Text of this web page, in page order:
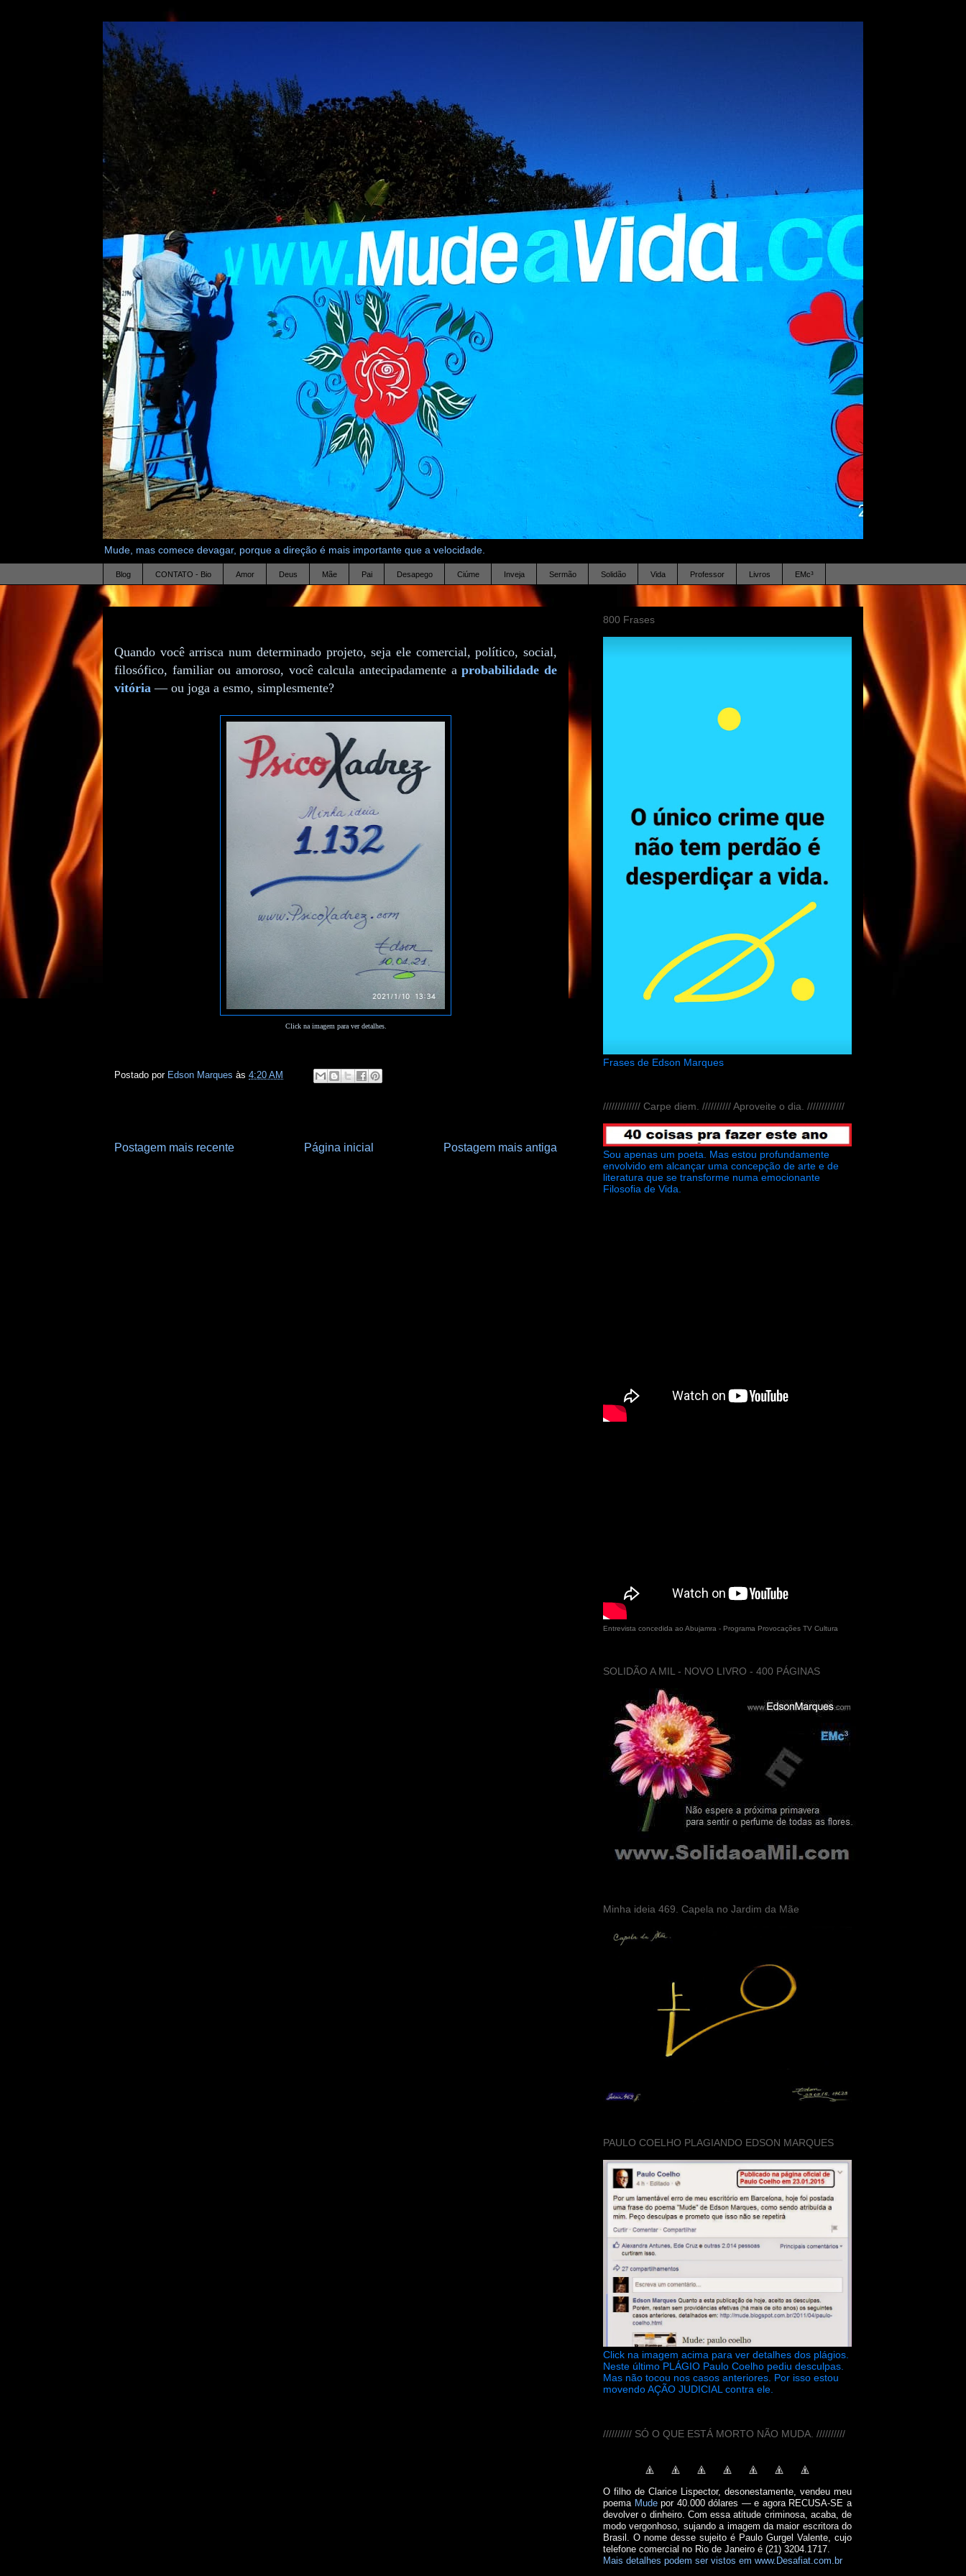
Mude, mas comece devagar, porque a direção é mais importante que a velocidade.
Blog CONTATO - Bio Amor Deus Mãe Pai Desapego Ciúme Inveja Sermão Solidão Vida Professor Livros EMc³
Quando você arrisca num determinado projeto, seja ele comercial, político, social,
filosófico, familiar ou amoroso, você calcula antecipadamente aprobabilidade de
vitória — ou joga a esmo, simplesmente?
Click na imagem para ver detalhes.
Postado por Edson Marques às 4:20 AM
Postagem mais recente Postagem mais antiga
Página inicial
800 Frases
Frases de Edson Marques
///////////// Carpe diem. ////////// Aproveite o dia. /////////////
Sou apenas um poeta. Mas estou profundamente
envolvido em alcançar uma concepção de arte e de
literatura que se transforme numa emocionante
Filosofia de Vida.
Entrevista concedida ao Abujamra - Programa Provocações TV Cultura
SOLIDÃO A MIL - NOVO LIVRO - 400 PÁGINAS
Minha ideia 469. Capela no Jardim da Mãe
PAULO COELHO PLAGIANDO EDSON MARQUES
Click na imagem acima para ver detalhes dos plágios.
Neste último PLÁGIO Paulo Coelho pediu desculpas.
Mas não tocou nos casos anteriores. Por isso estou
movendo AÇÃO JUDICIAL contra ele.
////////// SÓ O QUE ESTÁ MORTO NÃO MUDA. //////////
O filho de Clarice Lispector, desonestamente, vendeu meu
poema Mudepor 40.000 dólares — e agora RECUSA-SE a
devolver o dinheiro. Com essa atitude criminosa, acaba, de
modo vergonhoso, sujando a imagem da maior escritora do
Brasil. O nome desse sujeito é Paulo Gurgel Valente, cujo
telefone comercial no Rio de Janeiro é (21) 3204.1717.
Mais detalhes podem ser vistos em www.Desafiat.com.br